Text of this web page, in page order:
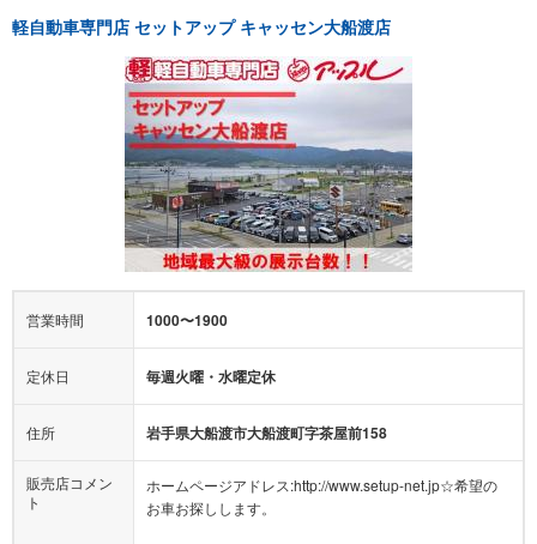
軽自動車専門店 セットアップ キャッセン大船渡店
営業時間 1000〜1900
定休日 毎週火曜・水曜定休
住所 岩手県大船渡市大船渡町字茶屋前158
販売店コメン
ト
ホームページアドレス:http://www.setup-net.jp☆希望の
お車お探しします。